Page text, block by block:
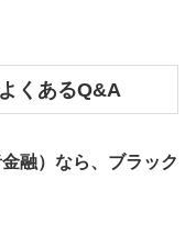
くあるQ&A
融）なら、ブラック